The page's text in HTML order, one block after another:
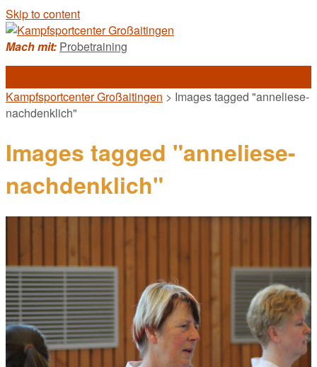
Skip to content
Mach mit: Probetraining
Kampfsportcenter Großaitingen > Images tagged "anneliese-
nachdenklich"
Images tagged "anneliese-
nachdenklich"